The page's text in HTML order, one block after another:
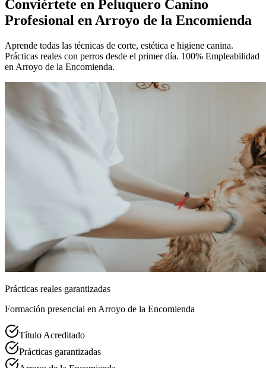
Conviértete en Peluquero Canino
Profesional en Arroyo de la Encomienda
Aprende todas las técnicas de corte, estética e higiene canina.
Prácticas reales con perros desde el primer día. 100% Empleabilidad
en Arroyo de la Encomienda.
Prácticas reales garantizadas
Formación presencial en Arroyo de la Encomienda
Título Acreditado
Prácticas garantizadas